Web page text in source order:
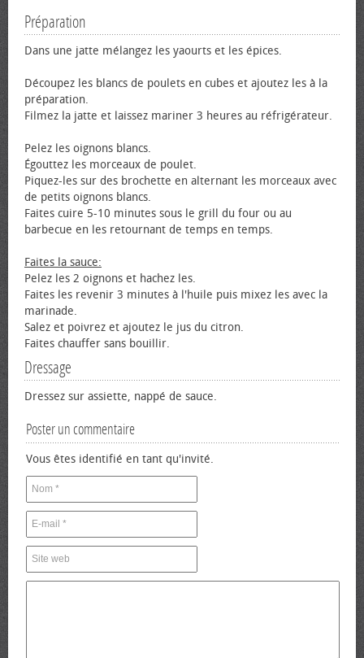
Préparation
Dans une jatte mélangez les yaourts et les épices.
Découpez les blancs de poulets en cubes et ajoutez les à la
préparation.
Filmez la jatte et laissez mariner 3 heures au réfrigérateur.
Pelez les oignons blancs.
Égouttez les morceaux de poulet.
Piquez-les sur des brochette en alternant les morceaux avec
de petits oignons blancs.
Faites cuire 5-10 minutes sous le grill du four ou au
barbecue en les retournant de temps en temps.
Faites la sauce:
Pelez les 2 oignons et hachez les.
Faites les revenir 3 minutes à l'huile puis mixez les avec la
marinade.
Salez et poivrez et ajoutez le jus du citron.
Faites chauffer sans bouillir.
Dressage
Dressez sur assiette, nappé de sauce.
Poster un commentaire
Vous êtes identifié en tant qu'invité.